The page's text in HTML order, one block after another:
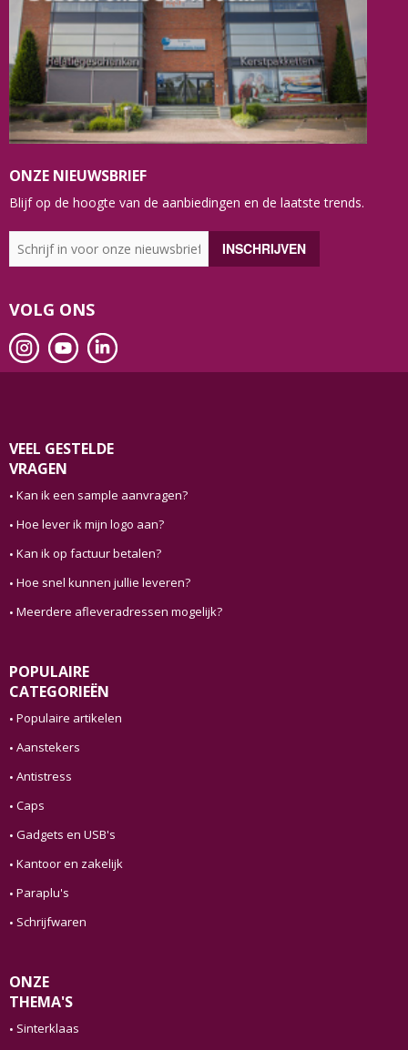
ONZE NIEUWSBRIEF
Blijf op de hoogte van de aanbiedingen en de laatste trends.
VOLG ONS
VEEL GESTELDE
VRAGEN
Kan ik een sample aanvragen?
Hoe lever ik mijn logo aan?
Kan ik op factuur betalen?
Hoe snel kunnen jullie leveren?
Meerdere afleveradressen mogelijk?
POPULAIRE
CATEGORIEËN
Populaire artikelen
Aanstekers
Antistress
Caps
Gadgets en USB's
Kantoor en zakelijk
Paraplu's
Schrijfwaren
ONZE
THEMA'S
Sinterklaas